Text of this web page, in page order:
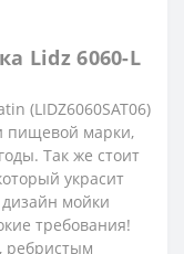
Lidz 6060-L
(LIDZ6060SAT06)
пищевой марки,
Так же стоит
украсит
мойки
требования!
ребристым